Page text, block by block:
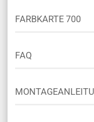
FARBKARTE 700
FAQ